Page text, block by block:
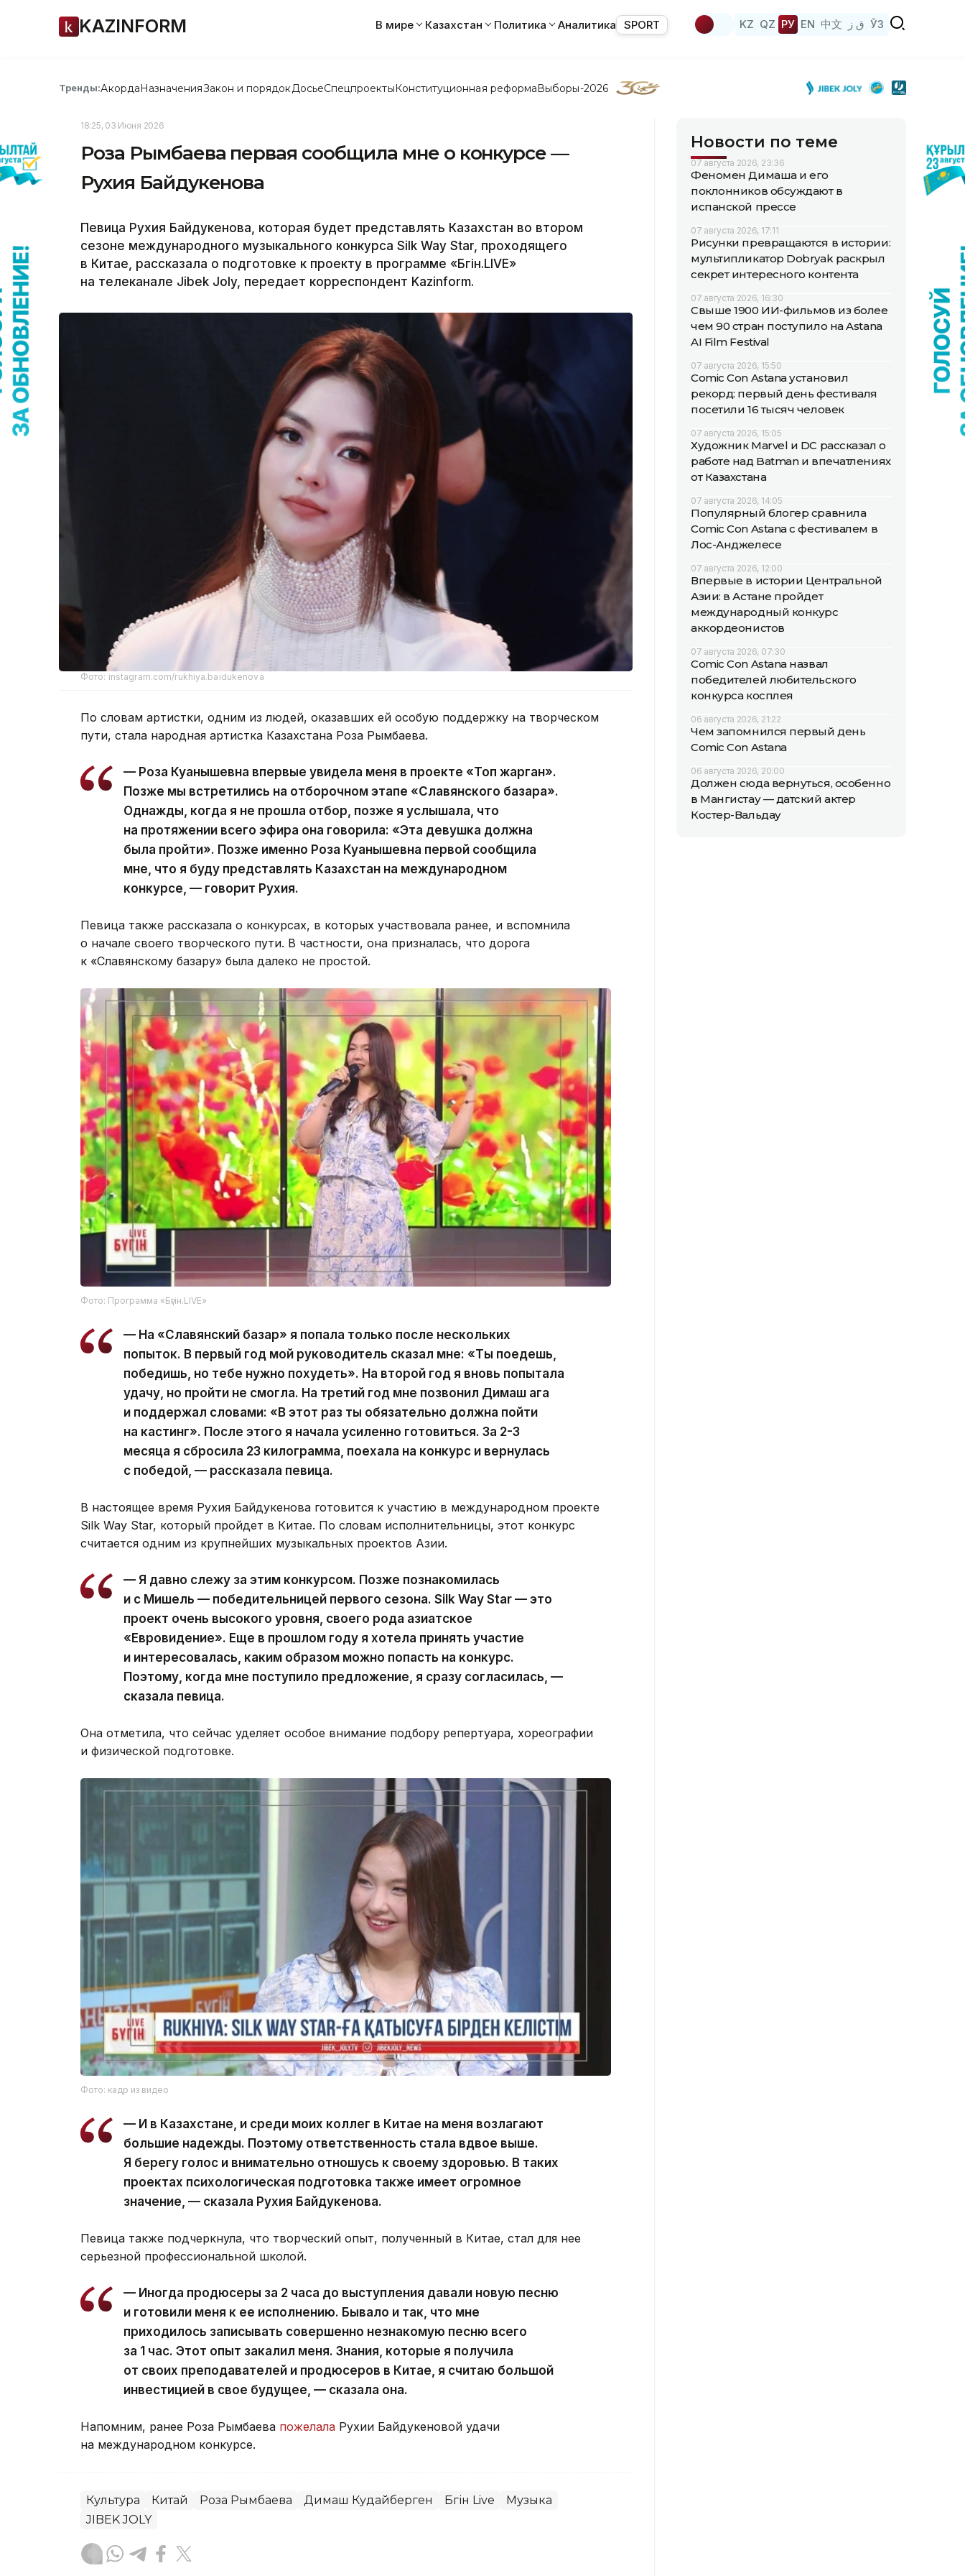
KAZINFORM В мире Казахстан Политика Аналитика SPORT KZ QZ РУ EN 中文 ق ز ЎЗ
Тренды:АкордаНазначенияЗакон и порядок ДосьеСпецпроектыКонституционная реформаВыборы-2026
18:25, 03 Июня 2026
Роза Рымбаева первая сообщила мне о конкурсе —
Рухия Байдукенова
Певица Рухия Байдукенова, которая будет представлять Казахстан во втором
сезоне международного музыкального конкурса Silk Way Star, проходящего
в Китае, рассказала о подготовке к проекту в программе «Бүгін.LIVE»
на телеканале Jibek Joly, передает корреспондент Kazinform.
Фото: instagram.com/rukhiya.baidukenova
По словам артистки, одним из людей, оказавших ей особую поддержку на творческом
пути, стала народная артистка Казахстана Роза Рымбаева.
— Роза Куанышевна впервые увидела меня в проекте «Топ жарган».
Позже мы встретились на отборочном этапе «Славянского базара».
Однажды, когда я не прошла отбор, позже я услышала, что
на протяжении всего эфира она говорила: «Эта девушка должна
была пройти». Позже именно Роза Куанышевна первой сообщила
мне, что я буду представлять Казахстан на международном
конкурсе, — говорит Рухия.
Певица также рассказала о конкурсах, в которых участвовала ранее, и вспомнила
о начале своего творческого пути. В частности, она призналась, что дорога
к «Славянскому базару» была далеко не простой.
Фото: Программа «Бүгін.LIVE»
— На «Славянский базар» я попала только после нескольких
попыток. В первый год мой руководитель сказал мне: «Ты поедешь,
победишь, но тебе нужно похудеть». На второй год я вновь попытала
удачу, но пройти не смогла. На третий год мне позвонил Димаш ага
и поддержал словами: «В этот раз ты обязательно должна пойти
на кастинг». После этого я начала усиленно готовиться. За 2-3
месяца я сбросила 23 килограмма, поехала на конкурс и вернулась
с победой, — рассказала певица.
В настоящее время Рухия Байдукенова готовится к участию в международном проекте
Silk Way Star, который пройдет в Китае. По словам исполнительницы, этот конкурс
считается одним из крупнейших музыкальных проектов Азии.
— Я давно слежу за этим конкурсом. Позже познакомилась
и с Мишель — победительницей первого сезона. Silk Way Star — это
проект очень высокого уровня, своего рода азиатское
«Евровидение». Еще в прошлом году я хотела принять участие
и интересовалась, каким образом можно попасть на конкурс.
Поэтому, когда мне поступило предложение, я сразу согласилась, —
сказала певица.
Она отметила, что сейчас уделяет особое внимание подбору репертуара, хореографии
и физической подготовке.
Фото: кадр из видео
— И в Казахстане, и среди моих коллег в Китае на меня возлагают
большие надежды. Поэтому ответственность стала вдвое выше.
Я берегу голос и внимательно отношусь к своему здоровью. В таких
проектах психологическая подготовка также имеет огромное
значение, — сказала Рухия Байдукенова.
Певица также подчеркнула, что творческий опыт, полученный в Китае, стал для нее
серьезной профессиональной школой.
— Иногда продюсеры за 2 часа до выступления давали новую песню
и готовили меня к ее исполнению. Бывало и так, что мне
приходилось записывать совершенно незнакомую песню всего
за 1 час. Этот опыт закалил меня. Знания, которые я получила
от своих преподавателей и продюсеров в Китае, я считаю большой
инвестицией в свое будущее, — сказала она.
Напомним, ранее Роза Рымбаева пожелала Рухии Байдукеновой удачи
на международном конкурсе.
Культура Китай Роза Рымбаева Димаш Кудайберген Бүгін Live
Музыка
JIBEK JOLY
Новости по теме
07 августа 2026, 23:36
Феномен Димаша и его
поклонников обсуждают в
испанской прессе
07 августа 2026, 17:11
Рисунки превращаются в истории:
мультипликатор Dobryak раскрыл
секрет интересного контента
07 августа 2026, 16:30
Свыше 1900 ИИ-фильмов из более
чем 90 стран поступило на Astana
AI Film Festival
07 августа 2026, 15:50
Comic Con Astana установил
рекорд: первый день фестиваля
посетили 16 тысяч человек
07 августа 2026, 15:05
Художник Marvel и DC рассказал о
работе над Batman и впечатлениях
от Казахстана
07 августа 2026, 14:05
Популярный блогер сравнила
Comic Con Astana с фестивалем в
Лос-Анджелесе
07 августа 2026, 12:00
Впервые в истории Центральной
Азии: в Астане пройдет
международный конкурс
аккордеонистов
07 августа 2026, 07:30
Comic Con Astana назвал
победителей любительского
конкурса косплея
06 августа 2026, 21:22
Чем запомнился первый день
Comic Con Astana
06 августа 2026, 20:00
Должен сюда вернуться, особенно
в Мангистау — датский актер
Костер-Вальдау